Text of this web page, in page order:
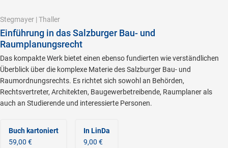
Stegmayer | Thaller
Einführung in das Salzburger Bau- und
Raumplanungsrecht
Das kompakte Werk bietet einen ebenso fundierten wie verständlichen
Überblick über die komplexe Materie des Salzburger Bau- und
Raumordnungsrechts. Es richtet sich sowohl an Behörden,
Rechtsvertreter, Architekten, Baugewerbetreibende, Raumplaner als
auch an Studierende und interessierte Personen.
Buch kartoniert
59,00 €
In LinDa
9,00 €